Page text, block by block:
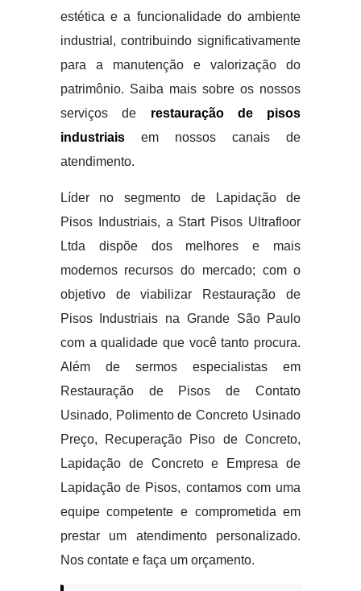
estética e a funcionalidade do ambiente
industrial, contribuindo significativamente
para a manutenção e valorização do
patrimônio. Saiba mais sobre os nossos
serviços de restauração de pisos
industriaisem nossos canais de
atendimento.
Líder no segmento de Lapidação de
Pisos Industriais, a Start Pisos Ultrafloor
Ltda dispõe dos melhores e mais
modernos recursos do mercado; com o
objetivo de viabilizar Restauração de
Pisos Industriais na Grande São Paulo
com a qualidade que você tanto procura.
Além de sermos especialistas em
Restauração de Pisos de Contato
Usinado, Polimento de Concreto Usinado
Preço, Recuperação Piso de Concreto,
Lapidação de Concreto e Empresa de
Lapidação de Pisos, contamos com uma
equipe competente e comprometida em
prestar um atendimento personalizado.
Nos contate e faça um orçamento.